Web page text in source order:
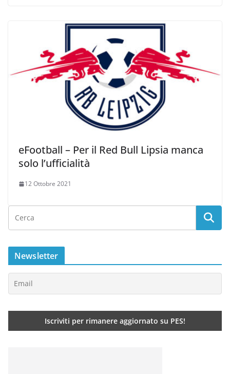
eFootball – Per il Red Bull Lipsia manca
solo l’ufficialità
12 Ottobre 2021
Newsletter